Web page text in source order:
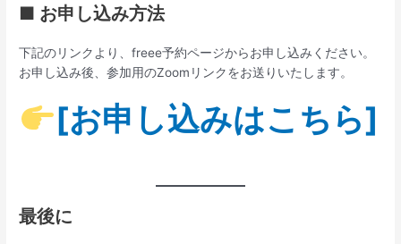
■ お申し込み方法
下記のリンクより、freee予約ページからお申し込みください。
お申し込み後、参加用のZoomリンクをお送りいたします。
[お申し込みはこちら]
最後に